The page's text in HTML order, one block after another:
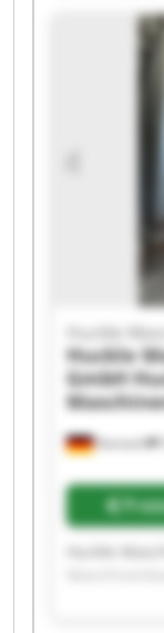
GmbH
GmbH
GmbH
GmbH
GmbH
Kanzach
Huckle
Huckle
GmbH
GmbH